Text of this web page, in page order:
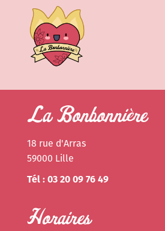
La Bonbonnière
18 rue d'Arras
59000 Lille
Tél : 03 20 09 76 49
Horaires